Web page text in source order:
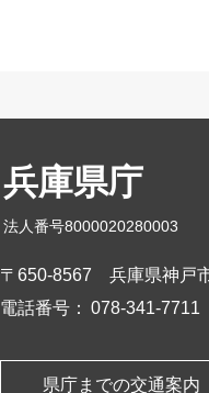
兵庫県庁
法人番号8000020280003
〒650-8567
兵庫県神戸
電話番号： 078-341-7711
県庁までの交通案内